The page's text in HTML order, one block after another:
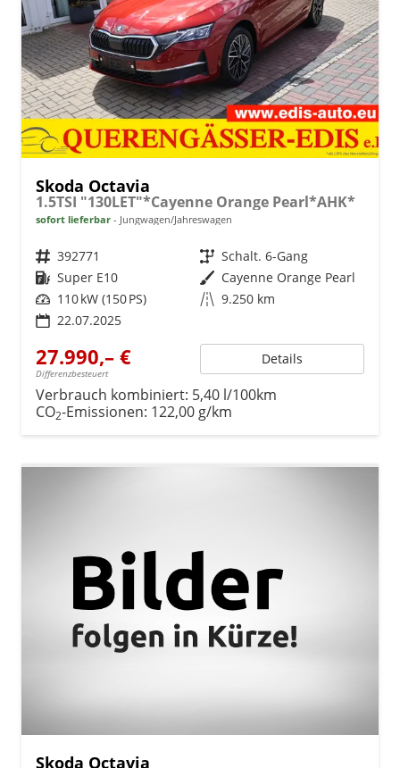
Skoda Octavia
1.5TSI "130LET"*Cayenne Orange Pearl*AHK*
sofort lieferbar Jungwagen/Jahreswagen
Fahrzeugnr. 392771 Getriebe Schalt. 6-Gang
Kraftstoff Super E10 Außenfarbe Cayenne Orange Pearl
Leistung 110 kW (150 PS) Kilometerstand 9.250 km
22.07.2025
27.990,– €
Differenzbesteuert
Details
Verbrauch kombiniert: 5,40 l/100km
CO2-Emissionen: 122,00 g/km
Skoda Octavia